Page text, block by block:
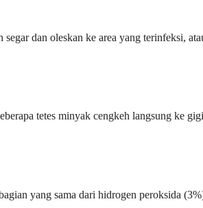
dan oleskan ke area yang terinfeksi,
tetes minyak cengkeh langsung ke
yang sama dari hidrogen peroksida